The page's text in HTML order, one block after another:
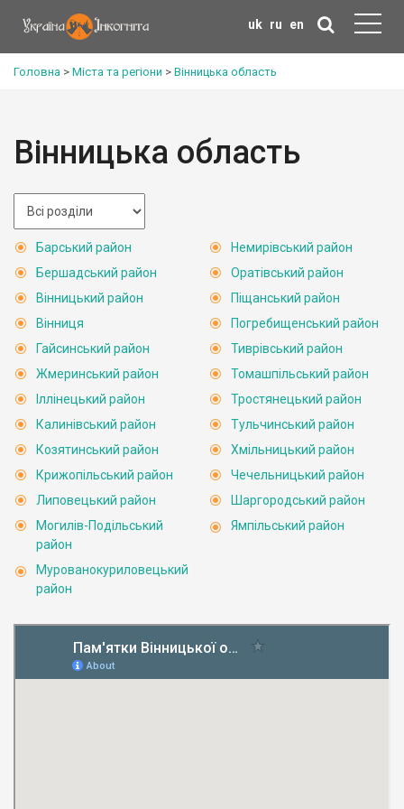
uk ru en
Головна > Міста та регіони > Вінницька область
Вінницька область
Барський район
Бершадський район
Вінницький район
Вінниця
Гайсинський район
Жмеринський район
Іллінецький район
Калинівський район
Козятинський район
Крижопільський район
Липовецький район
Могилів-Подільський
район
Мурованокуриловецький
район
Немирівський район
Оратівський район
Піщанський район
Погребищенський район
Тиврівський район
Томашпільський район
Тростянецький район
Тульчинський район
Хмільницький район
Чечельницький район
Шаргородський район
Ямпільський район